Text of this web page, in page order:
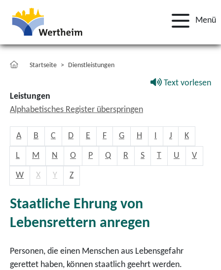
Menü
Startseite Dienstleistungen
Text vorlesen
Leistungen
Alphabetisches Register überspringen
A B C D E F G H I J K
L M N O P Q R S T U V
W X Y Z
Staatliche Ehrung von
Lebensrettern anregen
Personen, die einen Menschen aus Lebensgefahr
gerettet haben, können staatlich geehrt werden.